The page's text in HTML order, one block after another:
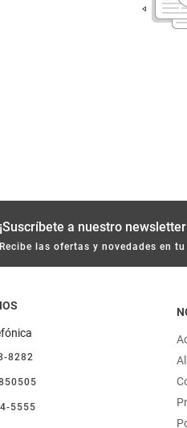
¡Suscríbete a nuestro
Recibe las ofertas y novedades en
8282
5555